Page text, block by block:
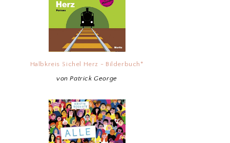
Halbkreis Sichel Herz - Bilderbuch*
von Patrick George